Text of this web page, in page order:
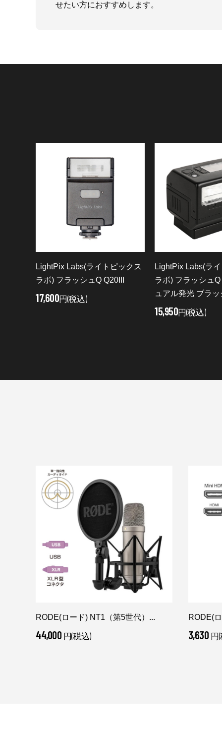
せたい方におすすめします。
LightPix Labs(ライトピックス
ラボ) フラッシュQ Q20III
17,600円(税込)
LightPix Labs(ラ
ラボ) フラッシュ
ュアル発光 ブラッ
15,950円(税込)
RODE(ロード) NT1（第5世代）...
44,000 円(税込)
RODE(
3,630 円